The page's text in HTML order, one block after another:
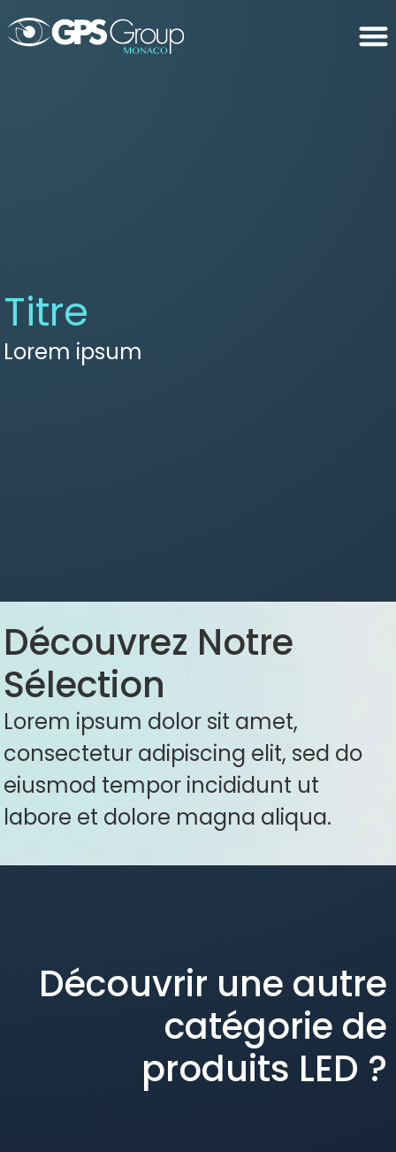
Titre
Lorem ipsum
Découvrez Notre
Sélection
Lorem ipsum dolor sit amet,
consectetur adipiscing elit, sed do
eiusmod tempor incididunt ut
labore et dolore magna aliqua.
Découvrir une autre
catégorie de
produits LED ?